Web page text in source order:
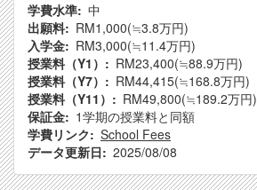
学費水準 中
出願料
RM1,000(≒3.8万円)
入学金
RM3,000(≒11.4万円)
授業料（Y1）
RM23,400(≒88.9万円)
授業料（Y7）
RM44,415(≒168.8万円)
授業料（Y11）
RM49,800(≒189.2万円)
保証金
1学期の授業料と同額
学費リンク
School Fees
データ更新日
2025/08/08